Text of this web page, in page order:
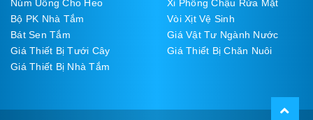
Núm Uống Cho Heo
Xi Phông Chậu Rửa Mặt
Bộ PK Nhà Tắm
Vòi Xịt Vệ Sinh
Bát Sen Tắm
Giá Vật Tư Ngành Nước
Giá Thiết Bị Tưới Cây
Giá Thiết Bị Chăn Nuôi
Giá Thiết Bị Nhà Tắm